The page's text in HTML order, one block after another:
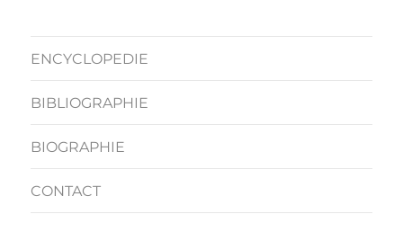
ENCYCLOPEDIE
BIBLIOGRAPHIE
BIOGRAPHIE
CONTACT